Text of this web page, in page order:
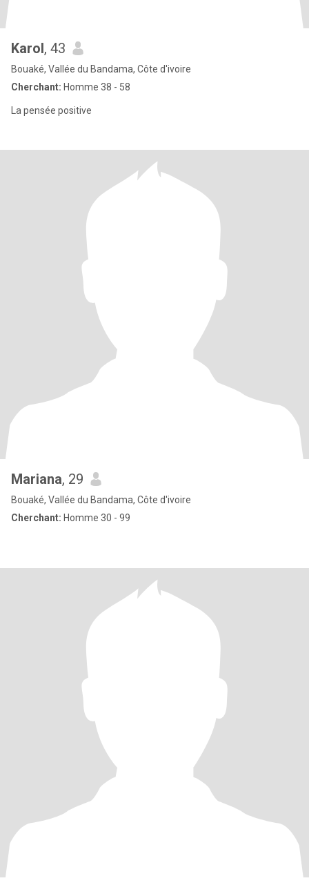
Karol, 43
Bouaké, Vallée du Bandama, Côte d'ivoire
Cherchant: Homme 38 - 58
La pensée positive
Mariana, 29
Bouaké, Vallée du Bandama, Côte d'ivoire
Cherchant: Homme 30 - 99